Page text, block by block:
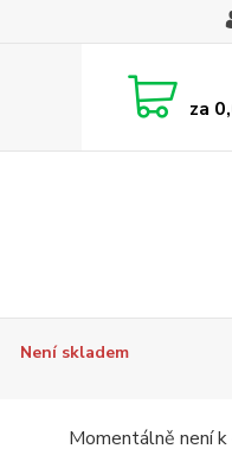
za
Není skladem
Momentálně není k